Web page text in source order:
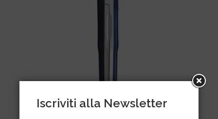
Iscriviti alla Newsletter